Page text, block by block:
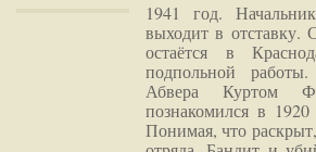
1941 год.
выходит в отставку.
остаётся в
подпольной
Абвера Куртом
познакомился в
Понимая, что